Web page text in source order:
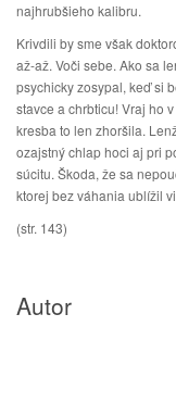
najhrubšieho kalibru.
Krivdili by sme však
až-až. Voči sebe. Ako sa
psychicky zosypal, keď si
stavce a chrbticu! Vraj ho
kresba to len zhoršila.
ozajstný chlap hoci aj pri
súcitu. Škoda, že sa
ktorej bez váhania ublížil
(str. 143)
Autor